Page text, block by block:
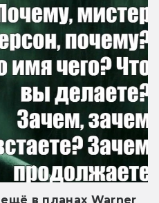
в планах Warner